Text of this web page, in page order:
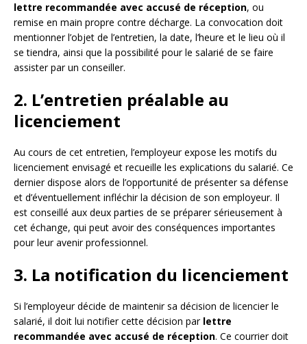
lettre recommandée avec accusé de réception, ou
remise en main propre contre décharge. La convocation doit
mentionner l’objet de l’entretien, la date, l’heure et le lieu où il
se tiendra, ainsi que la possibilité pour le salarié de se faire
assister par un conseiller.
2. L’entretien préalable au
licenciement
Au cours de cet entretien, l’employeur expose les motifs du
licenciement envisagé et recueille les explications du salarié. Ce
dernier dispose alors de l’opportunité de présenter sa défense
et d’éventuellement infléchir la décision de son employeur. Il
est conseillé aux deux parties de se préparer sérieusement à
cet échange, qui peut avoir des conséquences importantes
pour leur avenir professionnel.
3. La notification du licenciement
Si l’employeur décide de maintenir sa décision de licencier le
salarié, il doit lui notifier cette décision par lettre
recommandée avec accusé de réception. Ce courrier doit